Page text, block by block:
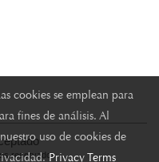
cookies se emplean para
fines de análisis. Al
uso de cookies de
Privacy Terms
reservados.